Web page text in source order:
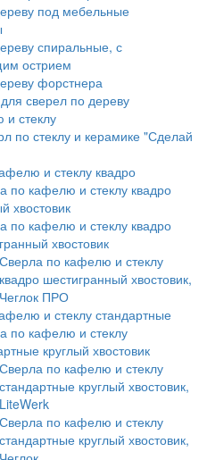
под мебельные
спиральные, с
острием
форстнера
сверел по дереву
стеклу
по стеклу и керамике "Сделай
и стеклу квадро
по кафелю и стеклу квадро
хвостовик
по кафелю и стеклу квадро
хвостовик
Сверла по кафелю и стеклу
квадро шестигранный хвостовик,
Чеглок ПРО
и стеклу стандартные
по кафелю и стеклу
круглый хвостовик
Сверла по кафелю и стеклу
стандартные круглый хвостовик,
LiteWerk
Сверла по кафелю и стеклу
стандартные круглый хвостовик,